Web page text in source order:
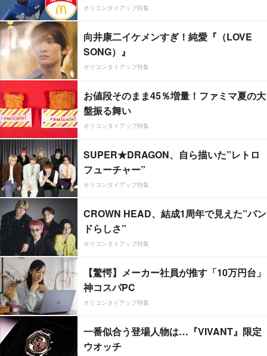
オリコンタイアップ特集
向井康二イケメンすぎ！純愛『（LOVE
SONG）』
オリコンタイアップ特集
お値段そのまま45％増量！ファミマ夏の大
盤振る舞い
オリコンタイアップ特集
SUPER★DRAGON、自ら描いた”レトロ
フューチャー”
オリコンタイアップ特集
CROWN HEAD、結成1周年で見えた”バン
ドらしさ”
オリコンタイアップ特集
【驚愕】メーカー社員が推す「10万円台」
神コスパPC
オリコンタイアップ特集
一番似合う登場人物は…『VIVANT』限定
ウオッチ